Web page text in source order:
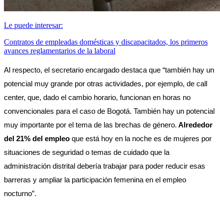
Le puede interesar:
Contratos de empleadas domésticas y discapacitados, los primeros
avances reglamentarios de la laboral
Al respecto, el secretario encargado destaca que “también hay un
potencial muy grande por otras actividades, por ejemplo, de call
center, que, dado el cambio horario, funcionan en horas no
convencionales para el caso de Bogotá. También hay un potencial
muy importante por el tema de las brechas de género. Alrededor
del 21% del empleo que está hoy en la noche es de mujeres por
situaciones de seguridad o temas de cuidado que la
administración distrital debería trabajar para poder reducir esas
barreras y ampliar la participación femenina en el empleo
nocturno”.